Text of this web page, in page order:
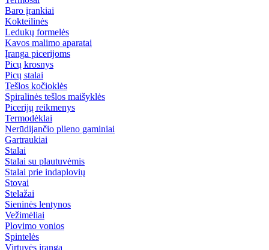
Baro įrankiai
Kokteilinės
Ledukų formelės
Kavos malimo aparatai
Įranga picerijoms
Picų krosnys
Picų stalai
Tešlos kočioklės
Spiralinės tešlos maišyklės
Picerijų reikmenys
Termodėklai
Nerūdijančio plieno gaminiai
Gartraukiai
Stalai
Stalai su plautuvėmis
Stalai prie indaplovių
Stovai
Stelažai
Sieninės lentynos
Vežimėliai
Plovimo vonios
Spintelės
Virtuvės įranga